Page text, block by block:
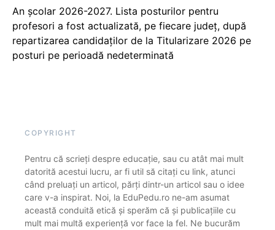
An școlar 2026-2027. Lista posturilor pentru
profesori a fost actualizată, pe fiecare județ, după
repartizarea candidaților de la Titularizare 2026 pe
posturi pe perioadă nedeterminată
COPYRIGHT
Pentru că scrieți despre educație, sau cu atât mai mult
datorită acestui lucru, ar fi util să citați cu link, atunci
când preluați un articol, părți dintr-un articol sau o idee
care v-a inspirat. Noi, la EduPedu.ro ne-am asumat
această conduită etică și sperăm că și publicațiile cu
mult mai multă experiență vor face la fel. Ne bucurăm